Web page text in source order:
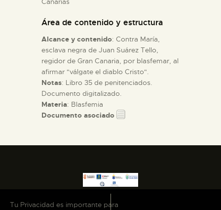
Área de contenido y estructura
Alcance y contenido: Contra María,
esclava negra de Juan Suárez Tello,
regidor de Gran Canaria, por blasfemar, al
afirmar "válgate el diablo Cristo".
Notas: Libro 35 de penitenciados.
Documento digitalizado.
Materia: Blasfemia
Documento asociado
Tu Privacidad es importante para